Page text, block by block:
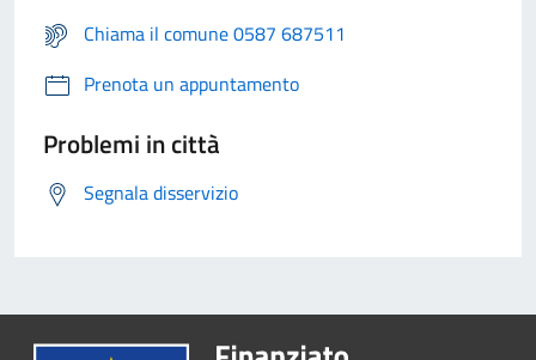
Chiama il comune 0587 687511
Prenota un appuntamento
Problemi in città
Segnala disservizio